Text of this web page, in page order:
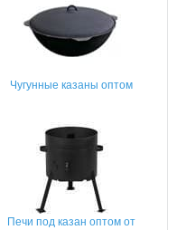
Чугунные казаны оптом
Печи под казан оптом от